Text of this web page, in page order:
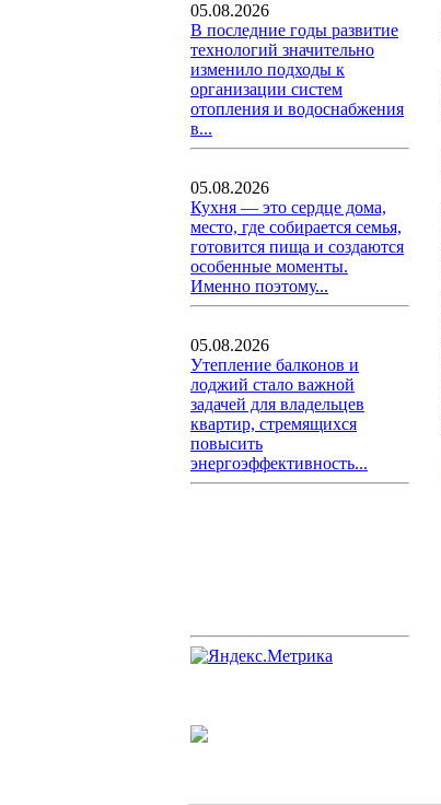
05.08.2026
В последние годы развитие
технологий значительно
изменило подходы к
организации систем
отопления и водоснабжения
в...
05.08.2026
Кухня — это сердце дома,
место, где собирается семья,
готовится пища и создаются
особенные моменты.
Именно поэтому...
05.08.2026
Утепление балконов и
лоджий стало важной
задачей для владельцев
квартир, стремящихся
повысить
энергоэффективность...